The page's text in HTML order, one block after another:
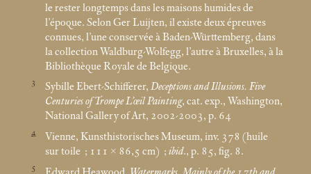
le rester longtemps dans les maisons humides de
l’époque. Selon Ger Luijten, il existe deux épreuves
connues, l’une conservée à Baden-Württemberg, dans
la collection Waldburg-Wolfegg, l’autre à Bruxelles, à la
Bibliothèque Royale de Belgique.
3 Sybille Ebert-Schifferer, Deceptions and Illusions. Five
Centuries of Trompe L’œil Painting, cat. exp., Washington,
National Gallery of Art, 2002-2003, p. 64
4
Vienne, Kunsthistorisches Museum, inv. 378 (huile
sur toile ; 111 × 86,5 cm) ; ibid., p. 85, fig. 8.
5